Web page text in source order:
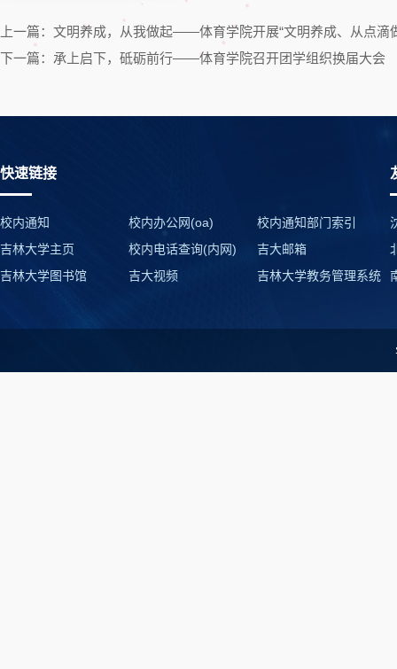
上一篇：文明养成，从我做起——体育学院开展“文明养成、从点
下一篇：承上启下，砥砺前行——体育学院召开团学组织换届大会
快速链接
校内通知 校内办公网(oa)
校内通知部门索引
吉林大学主页
校内电话查询(内网)
吉大邮箱
吉林大学图书馆
吉大视频 吉林大学教务管理系统